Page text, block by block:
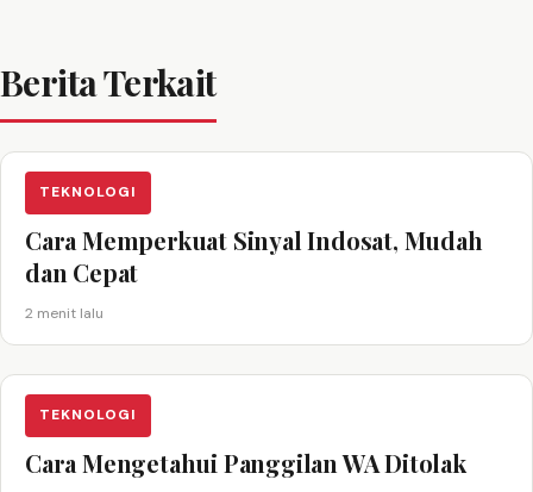
Berita Terkait
TEKNOLOGI
Cara Memperkuat Sinyal Indosat, Mudah
dan Cepat
2 menit lalu
TEKNOLOGI
Cara Mengetahui Panggilan WA Ditolak